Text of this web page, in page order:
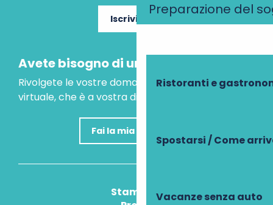
Preparazione del
Ristoranti e
Spostarsi / Come
Vacanze senza auto
Iscriviti ora
Avete bisogno di un consiglio?
Rivolgete le vostre domande al nostro assistente
virtuale, che è a vostra disposizione per aiutarvi.
Fai la mia domanda
Stampa